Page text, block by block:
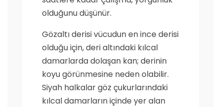
olduğunu düşünür.
Gözaltı derisi vücudun en ince derisi
olduğu için, deri altındaki kılcal
damarlarda dolaşan kan; derinin
koyu görünmesine neden olabilir.
Siyah halkalar göz çukurlarındaki
kılcal damarların içinde yer alan